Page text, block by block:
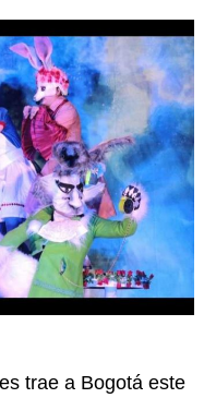
El
se
con
la
de
Alicia
en
de
trae a Bogotá este